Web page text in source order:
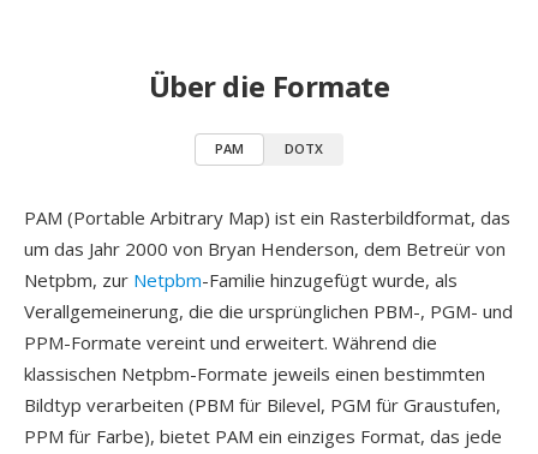
Über die Formate
PAM DOTX
PAM (Portable Arbitrary Map) ist ein Rasterbildformat, das
um das Jahr 2000 von Bryan Henderson, dem Betreür von
Netpbm, zur Netpbm-Familie hinzugefügt wurde, als
Verallgemeinerung, die die ursprünglichen PBM-, PGM- und
PPM-Formate vereint und erweitert. Während die
klassischen Netpbm-Formate jeweils einen bestimmten
Bildtyp verarbeiten (PBM für Bilevel, PGM für Graustufen,
PPM für Farbe), bietet PAM ein einziges Format, das jede